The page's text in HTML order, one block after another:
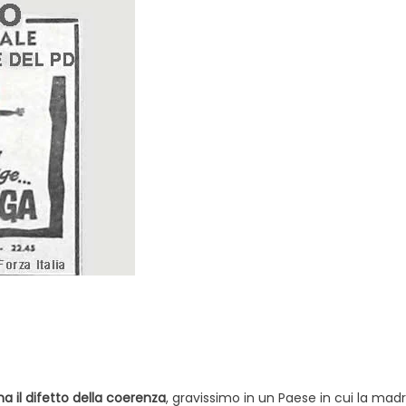
il difetto della coerenza, gravissimo in un Paese in cui la
Evidenza Informazione
al biologico italiano